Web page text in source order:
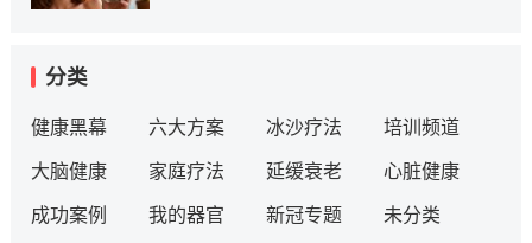
分类
健康黑幕 六大方案 冰沙疗法 培训频道
大脑健康 家庭疗法 延缓衰老 心脏健康
成功案例 我的器官 新冠专题 未分类